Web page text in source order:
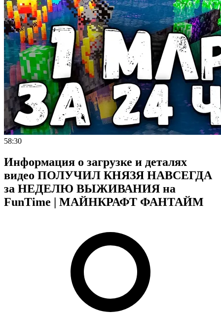
58:30
Информация о загрузке и деталях
видео ПОЛУЧИЛ КНЯЗЯ НАВСЕГДА
за НЕДЕЛЮ ВЫЖИВАНИЯ на
FunTime | МАЙНКРАФТ ФАНТАЙМ